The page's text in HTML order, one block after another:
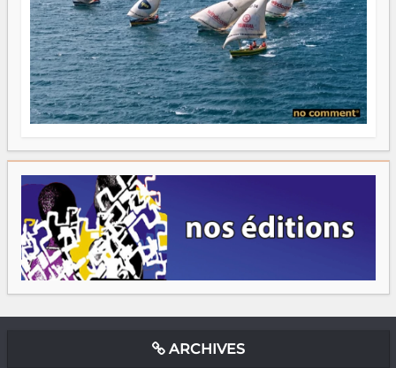
ARCHIVES